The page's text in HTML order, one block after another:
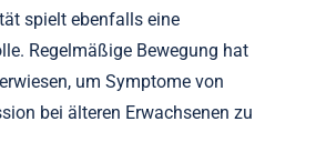
spielt ebenfalls eine
Regelmäßige Bewegung hat
um Symptome von
bei älteren Erwachsenen zu